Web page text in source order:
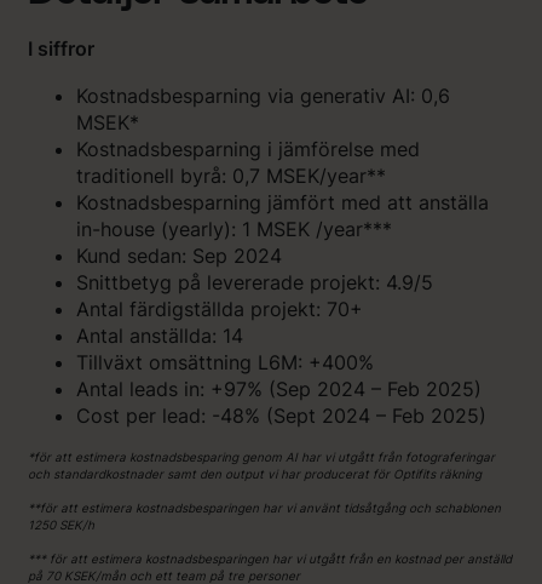
I siffror
Kostnadsbesparning via generativ AI: 0,6
MSEK*
Kostnadsbesparning i jämförelse med
traditionell byrå: 0,7 MSEK/year**
Kostnadsbesparning jämfört med att anställa
in-house (yearly): 1 MSEK /year***
Kund sedan: Sep 2024
Snittbetyg på levererade projekt: 4.9/5
Antal färdigställda projekt: 70+
Antal anställda: 14
Tillväxt omsättning L6M: +400%
Antal leads in: +97% (Sep 2024 – Feb 2025)
Cost per lead: -48% (Sept 2024 – Feb 2025)
*för att estimera kostnadsbesparing genom AI har vi utgått från fotograferingar
och standardkostnader samt den output vi har producerat för Optifits räkning
**för att estimera kostnadsbesparingen har vi använt tidsåtgång och schablonen
1250 SEK/h
*** för att estimera kostnadsbesparingen har vi utgått från en kostnad per anställd
på 70 KSEK/mån och ett team på tre personer